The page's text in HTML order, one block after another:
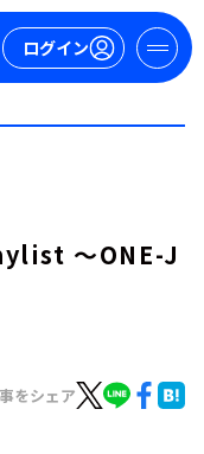
ログイン
～ONE-J
をシェア